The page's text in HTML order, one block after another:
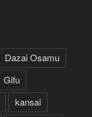
Dazai Osamu
Gifu
kansai